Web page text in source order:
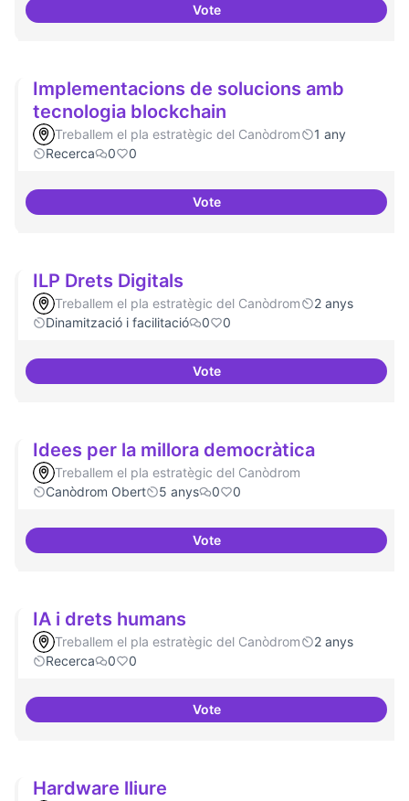
VoteIncubadora d'ILPs
Implementacions de solucions amb
tecnologia blockchain
Treballem el pla estratègic del Canòdrom
1 any
Recerca
0 0
VoteImplementacions de solucions
ILP Drets Digitals
Treballem el pla estratègic del Canòdrom
2 anys
Dinamització i facilitació
0 0
VoteILP Drets Digitals
Idees per la millora democràtica
Treballem el pla estratègic del Canòdrom
Canòdrom Obert
5 anys 0 0
VoteIdees per la millora democràtica
IA i drets humans
Treballem el pla estratègic del Canòdrom
2 anys
Recerca
0 0
VoteIA i drets humans
Hardware lliure